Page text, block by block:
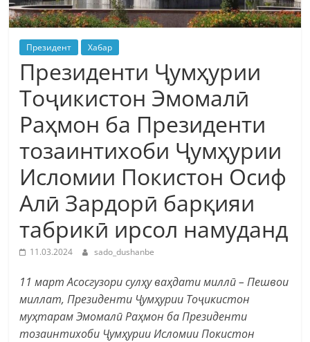
Президент Хабар
Президенти Ҷумҳурии
Тоҷикистон Эмомалӣ
Раҳмон ба Президенти
тозаинтихоби Ҷумҳурии
Исломии Покистон Осиф
Алӣ Зардорӣ барқияи
табрикӣ ирсол намуданд
11.03.2024 sado_dushanbe
11 март Асосгузори сулҳу ваҳдати миллӣ – Пешвои
миллат, Президенти Ҷумҳурии Тоҷикистон
муҳтарам Эмомалӣ Раҳмон ба Президенти
тозаинтихоби Ҷумҳурии Исломии Покистон